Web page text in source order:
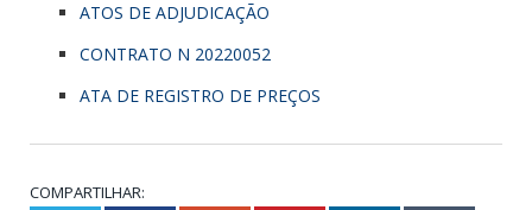
ATOS DE ADJUDICAÇÃO
CONTRATO N 20220052
ATA DE REGISTRO DE PREÇOS
COMPARTILHAR: